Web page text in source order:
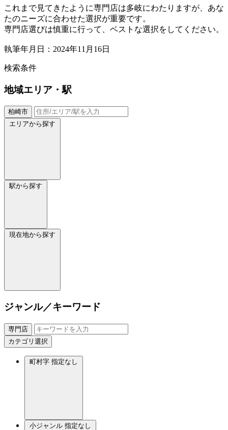
これまで見てきたように専門店は多岐にわたりますが、あな
たのニーズに合わせた選択が重要です。
専門店選びは慎重に行って、ベストな選択をしてください。
執筆年月日：2024年11月16日
検索条件
地域エリア・駅
柏崎市
エリアから探す
駅から探す
現在地から探す
ジャンル／キーワード
専門店
カテゴリ選択
町村字 指定なし
小ジャンル 指定なし